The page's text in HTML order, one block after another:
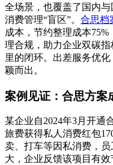
全场景，也覆盖了国内
消费管理“盲区”。 合思档
成本，节约整理成本75%
理合规，助力企业双碳
里的闭环。出差服务优
颖而出。
案例见证：合思方案
某企业自2024年3月开通
旅费获得私人消费红包
卖、打车等因私消费，
大，企业反馈该项目有效